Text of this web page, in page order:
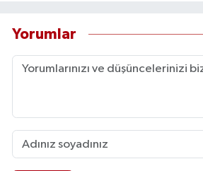
Yorumlar